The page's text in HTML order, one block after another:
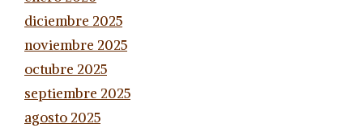
diciembre 2025
noviembre 2025
octubre 2025
septiembre 2025
agosto 2025